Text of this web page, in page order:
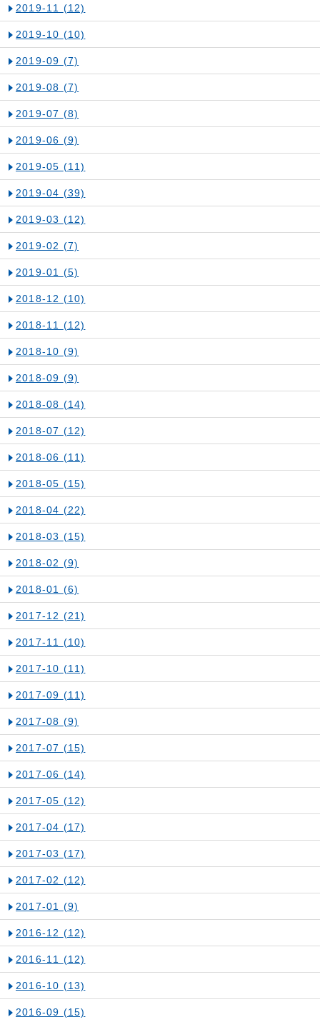
2019-11 (12)
2019-10 (10)
2019-09 (7)
2019-08 (7)
2019-07 (8)
2019-06 (9)
2019-05 (11)
2019-04 (39)
2019-03 (12)
2019-02 (7)
2019-01 (5)
2018-12 (10)
2018-11 (12)
2018-10 (9)
2018-09 (9)
2018-08 (14)
2018-07 (12)
2018-06 (11)
2018-05 (15)
2018-04 (22)
2018-03 (15)
2018-02 (9)
2018-01 (6)
2017-12 (21)
2017-11 (10)
2017-10 (11)
2017-09 (11)
2017-08 (9)
2017-07 (15)
2017-06 (14)
2017-05 (12)
2017-04 (17)
2017-03 (17)
2017-02 (12)
2017-01 (9)
2016-12 (12)
2016-11 (12)
2016-10 (13)
2016-09 (15)